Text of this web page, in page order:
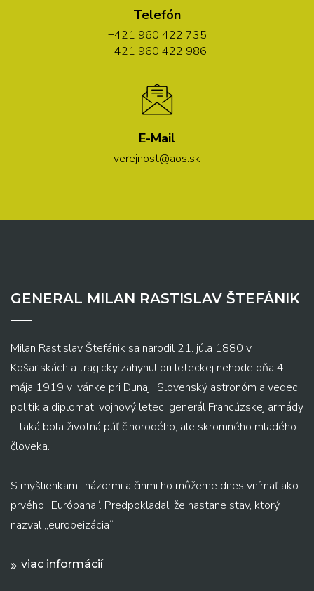
Telefón
+421 960 422 735
+421 960 422 986
E-Mail
verejnost@aos.sk
GENERAL MILAN RASTISLAV ŠTEFÁNIK
Milan Rastislav Štefánik sa narodil 21. júla 1880 v
Košariskách a tragicky zahynul pri leteckej nehode dňa 4.
mája 1919 v Ivánke pri Dunaji. Slovenský astronóm a vedec,
politik a diplomat, vojnový letec, generál Francúzskej armády
– taká bola životná púť činorodého, ale skromného mladého
človeka.
S myšlienkami, názormi a činmi ho môžeme dnes vnímať ako
prvého „Európana“. Predpokladal, že nastane stav, ktorý
nazval „europeizácia“...
viac informácií